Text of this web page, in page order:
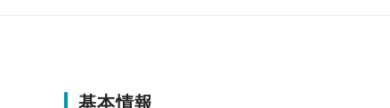
基本情報